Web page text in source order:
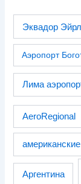
Эквадор
Аэропорт
Лима
AeroRegional
Аргентина